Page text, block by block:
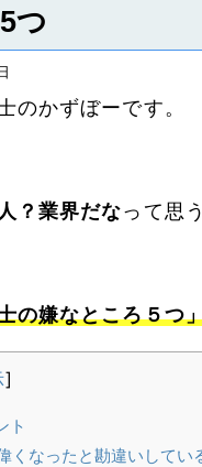
つ
のかずぼーです。
？業界だなって思
の嫌なところ５つ
]
ト
なったと勘違いしてい